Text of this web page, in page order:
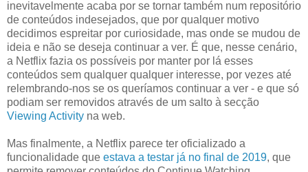
inevitavelmente acaba por se tornar também num repositório
de conteúdos indesejados, que por qualquer motivo
decidimos espreitar por curiosidade, mas onde se mudou de
ideia e não se deseja continuar a ver. É que, nesse cenário,
a Netflix fazia os possíveis por manter por lá esses
conteúdos sem qualquer qualquer interesse, por vezes até
relembrando-nos se os queríamos continuar a ver - e que só
podiam ser removidos através de um salto à secção
Viewing Activity na web.
Mas finalmente, a Netflix parece ter oficializado a
funcionalidade que estava a testar já no final de 2019, que